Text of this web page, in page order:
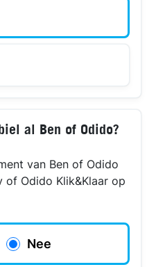
al Ben of Odido?
van Ben of Odido
of Odido Klik&Klaar op
Nee